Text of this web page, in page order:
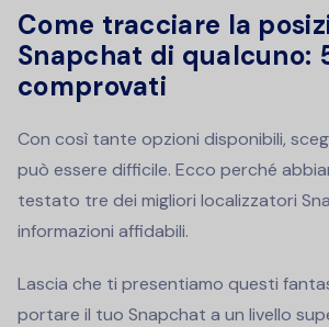
Come tracciare la
Snapchat di qualcuno:
comprovati
Con così tante opzioni disponibili,
può essere difficile. Ecco perché
testato tre dei migliori localizzatori
informazioni affidabili.
Lascia che ti presentiamo questi
portare il tuo Snapchat a un livello